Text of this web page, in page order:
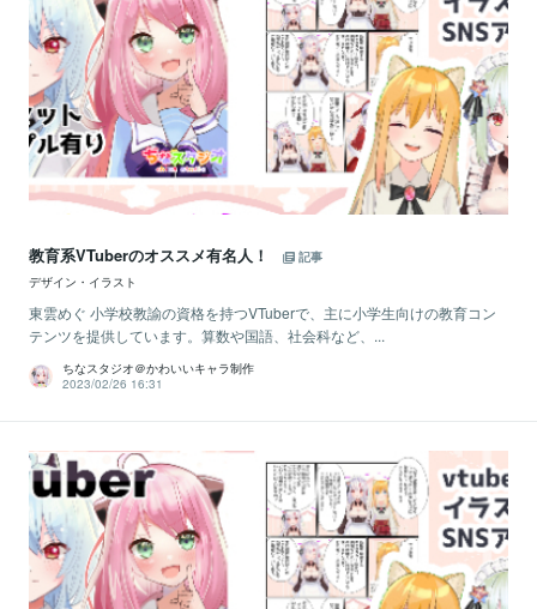
教育系VTuberのオススメ有名人！
記事
デザイン・イラスト
東雲めぐ 小学校教諭の資格を持つVTuberで、主に小学生向けの教育コン
テンツを提供しています。算数や国語、社会科など、...
ちなスタジオ＠かわいいキャラ制作
2023/02/26 16:31